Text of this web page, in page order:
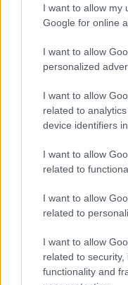
I want to allow my
Google for online
I want to allow
personalized
I want to allow
related to
device identifiers
I want to allow
related to
I want to allow
related to
I want to allow
related to
functionality and
Role Model e
Matteo Pellegrino · 5 Ago